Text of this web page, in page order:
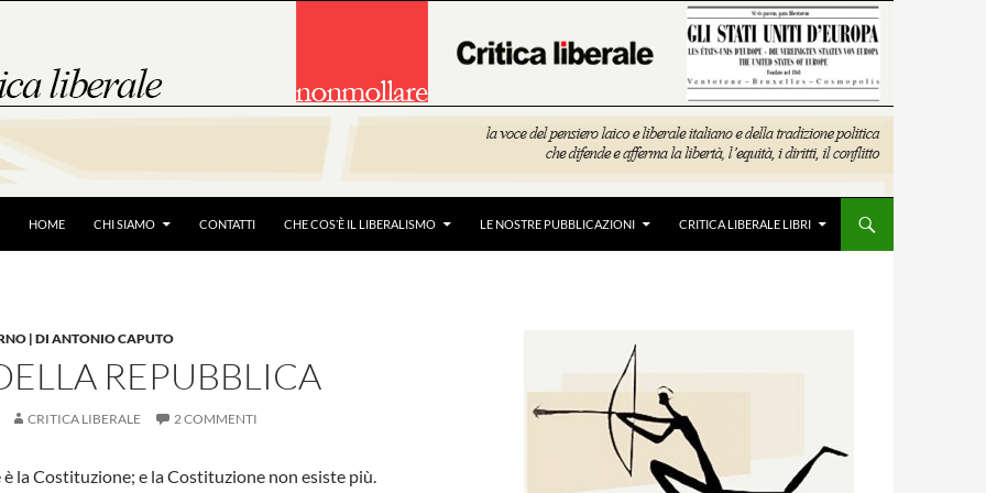
HOME CHI SIAMO CONTATTI CHE COS’È IL LIBERALISMO LE NOSTRE PUBBLICAZIONI CRITICA LIBERALE LIBRI
| DI ANTONIO CAPUTO
REPUBBLICA
CRITICA LIBERALE 2 COMMENTI
è la Costituzione; e la Costituzione non esiste più.